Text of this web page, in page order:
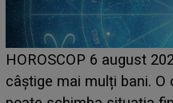
LINE-UP UNTOLD ONE,
care deschid festivalul și